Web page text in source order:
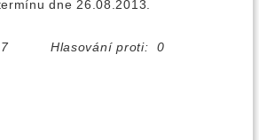
dne 26.08.2013.
7 Hlasování proti: 0